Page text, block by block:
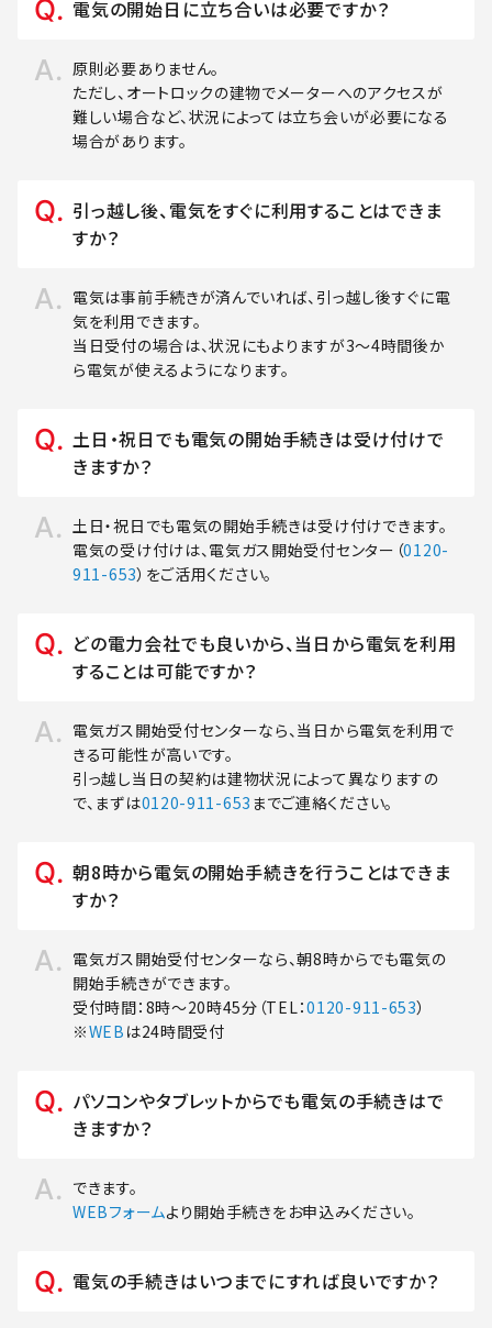
電気の開始日に立ち合いは必要ですか？
原則必要ありません。
ただし、オートロックの建物でメーターへのアクセスが
難しい場合など、状況によっては立ち会いが必要になる
場合があります。
引っ越し後、電気をすぐに利用することはできま
すか？
電気は事前手続きが済んでいれば、引っ越し後すぐに電
気を利用できます。
当日受付の場合は、状況にもよりますが3～4時間後か
ら電気が使えるようになります。
土日・祝日でも電気の開始手続きは受け付けで
きますか？
土日・祝日でも電気の開始手続きは受け付けできます。
電気の受け付けは、電気ガス開始受付センター（0120-
911-653）をご活用ください。
どの電力会社でも良いから、当日から電気を利用
することは可能ですか？
電気ガス開始受付センターなら、当日から電気を利用で
きる可能性が高いです。
引っ越し当日の契約は建物状況によって異なりますの
で、まずは0120-911-653 までご連絡ください。
朝8時から電気の開始手続きを行うことはできま
すか？
電気ガス開始受付センターなら、朝8時からでも電気の
開始手続きができます。
受付時間：8時～20時45分（TEL：0120-911-653）
※WEB は24時間受付
パソコンやタブレットからでも電気の手続きはで
きますか？
できます。
WEBフォームより開始手続きをお申込みください。
電気の手続きはいつまでにすれば良いですか？